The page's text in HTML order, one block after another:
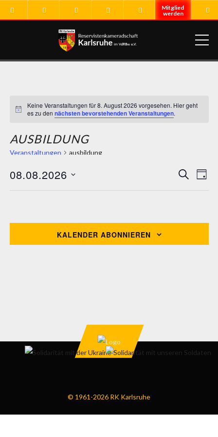
Hinweis
Keine Veranstaltungen für 8. August 2026 vorgesehen. Hier geht
es zu den nächsten bevorstehenden Veranstaltungen.
AUSBILDUNG
Veranstaltungen ausbildung
SUCHE
TAG
08.08.2026
Datum
KALENDER ABONNIEREN
© 1961-2026 RK Karlsruhe